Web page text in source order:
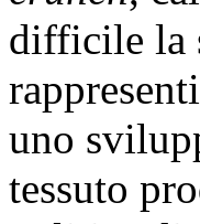
difficile la
uno
tessuto